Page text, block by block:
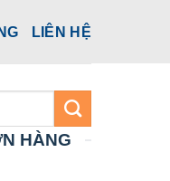
LIÊN HỆ
HÀNG